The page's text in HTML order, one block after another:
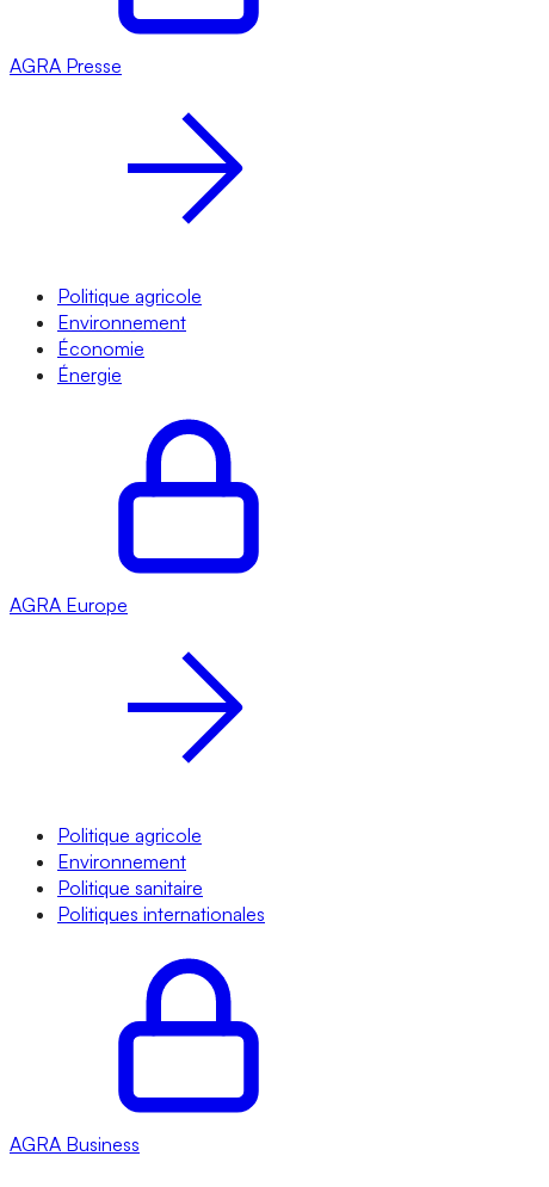
AGRA Presse
Politique agricole
Environnement
Économie
Énergie
AGRA Europe
Politique agricole
Environnement
Politique sanitaire
Politiques internationales
AGRA Business